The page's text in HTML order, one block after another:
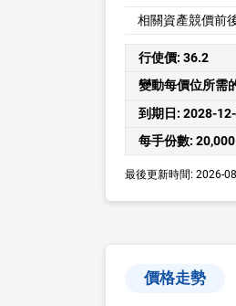
相關資產競價前
行使價: 36.2
變動每價位所需
到期日: 2028-
每手份數: 20,000
最後更新時間: 2026-
價格走勢